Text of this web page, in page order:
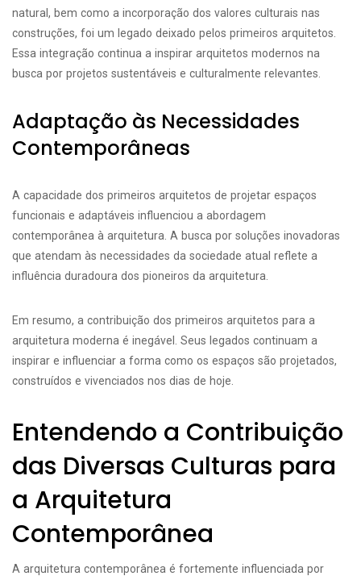
natural, bem como a incorporação dos valores culturais nas
construções, foi um legado deixado pelos primeiros arquitetos.
Essa integração continua a inspirar arquitetos modernos na
busca por projetos sustentáveis e culturalmente relevantes.
Adaptação às Necessidades
Contemporâneas
A capacidade dos primeiros arquitetos de projetar espaços
funcionais e adaptáveis influenciou a abordagem
contemporânea à arquitetura. A busca por soluções inovadoras
que atendam às necessidades da sociedade atual reflete a
influência duradoura dos pioneiros da arquitetura.
Em resumo, a contribuição dos primeiros arquitetos para a
arquitetura moderna é inegável. Seus legados continuam a
inspirar e influenciar a forma como os espaços são projetados,
construídos e vivenciados nos dias de hoje.
Entendendo a Contribuição
das Diversas Culturas para
a Arquitetura
Contemporânea
A arquitetura contemporânea é fortemente influenciada por